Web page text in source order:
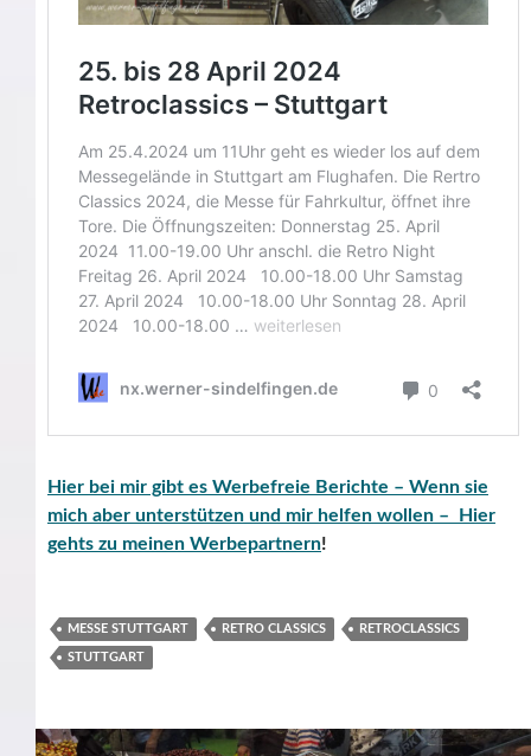
Hier bei mir gibt es Werbefreie Berichte – Wenn sie
mich aber unterstützen und mir helfen wollen – Hier
gehts zu meinen Werbepartnern!
MESSE STUTTGART RETRO CLASSICS RETROCLASSICS
STUTTGART